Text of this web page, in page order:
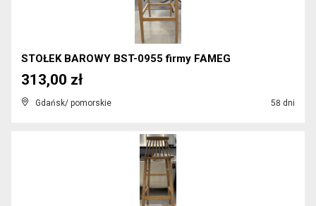
STOŁEK BAROWY BST-0955 firmy FAMEG
Gdańsk/ pomorskie 58 dni
313,00 zł